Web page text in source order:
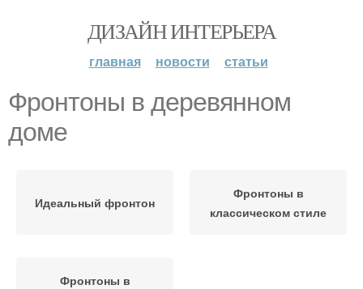
ДИЗАЙН ИНТЕРЬЕРА
главная новости статьи
Фронтоны в деревянном
доме
Идеальный фронтон
Фронтоны в
классическом стиле
Фронтоны в